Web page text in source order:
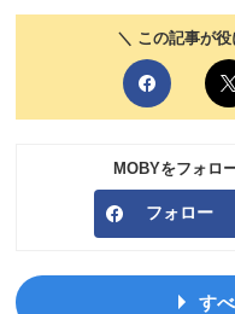
＼ この記事が
MOBYをフォロ
フォロー
す